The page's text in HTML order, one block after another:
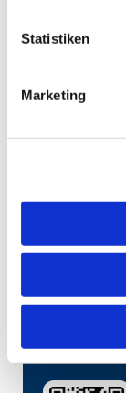
Statistiken
Marketing